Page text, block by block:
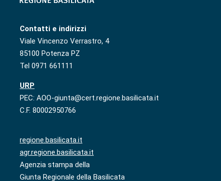
Contatti e indirizzi
Viale Vincenzo Verrastro, 4
85100 Potenza PZ
Tel 0971 661111
URP
PEC: AOO-giunta@cert.regione.basilicata.it
C.F. 80002950766
regione.basilicata.it
agr.regione.basilicata.it
Agenzia stampa della
Giunta Regionale della Basilicata